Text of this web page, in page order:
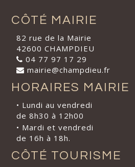
CÔTÉ MAIRIE
82 rue de la Mairie
42600 CHAMPDIEU
04 77 97 17 29
mairie@champdieu.fr
HORAIRES MAIRIE
• Lundi au vendredi
de 8h30 à 12h00
• Mardi et vendredi
de 16h à 18h.
CÔTÉ TOURISME